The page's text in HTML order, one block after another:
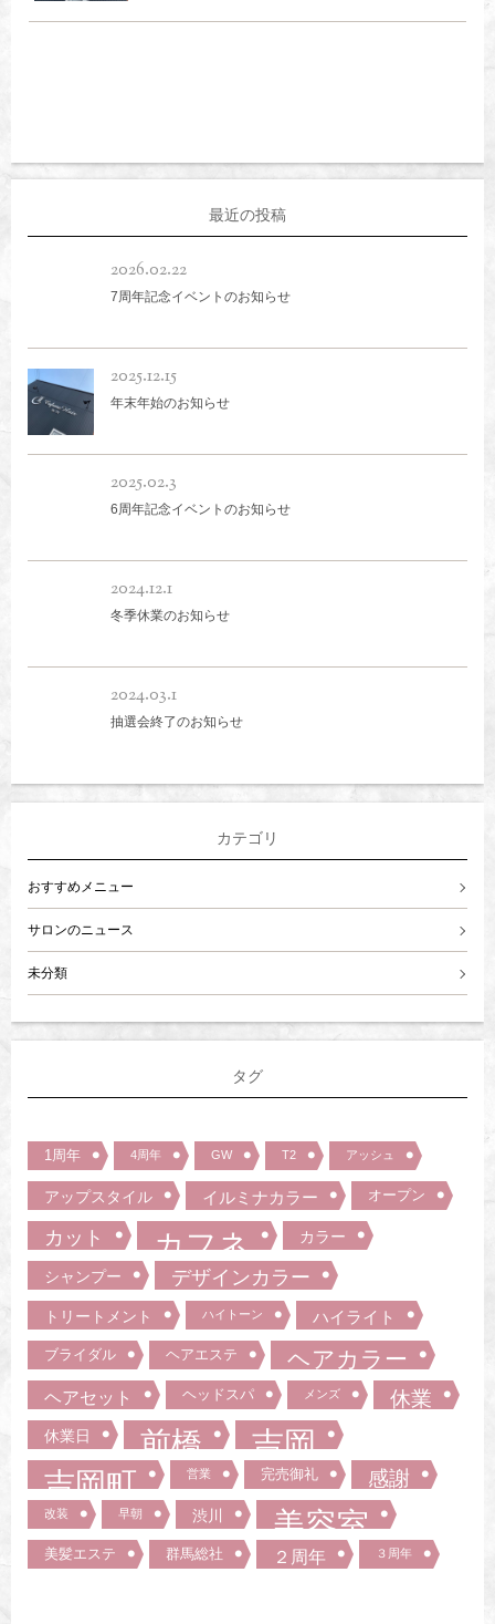
最近の投稿
2026.02.22
7周年記念イベントのお知らせ
2025.12.15
年末年始のお知らせ
2025.02.3
6周年記念イベントのお知らせ
2024.12.1
冬季休業のお知らせ
2024.03.1
抽選会終了のお知らせ
カテゴリ
おすすめメニュー
サロンのニュース
未分類
タグ
1周年 4周年 GW T2 アッシュ
アップスタイル イルミナカラー オープン
カット カフネ カラー
シャンプー デザインカラー
トリートメント ハイトーン ハイライト
ブライダル ヘアエステ ヘアカラー
ヘアセット ヘッドスパ メンズ 休業
休業日 前橋
吉岡
吉岡町
営業 完売御礼 感謝
改装 早朝 渋川 美容室
美髪エステ 群馬総社 ２周年 ３周年